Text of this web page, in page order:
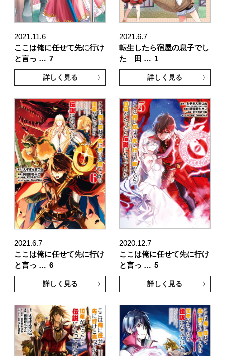
2021.11.6
ここは俺に任せて先に行け
と言っ … 7
詳しく見る
2021.6.7
転生したら宿屋の息子でし
た 田 … 1
詳しく見る
2021.6.7
ここは俺に任せて先に行け
と言っ … 6
詳しく見る
2020.12.7
ここは俺に任せて先に行け
と言っ … 5
詳しく見る